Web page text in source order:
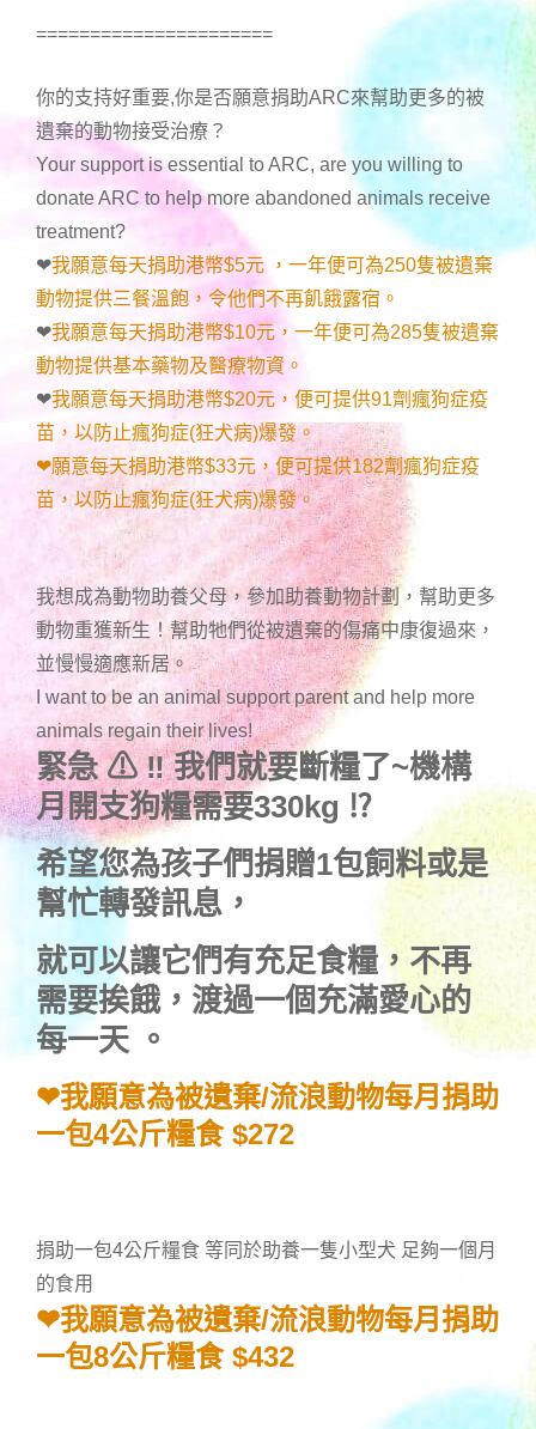
======================
你的支持好重要,你是否願意捐助ARC來幫助更多的被
遺棄的動物接受治療？
Your support is essential to ARC, are you willing to
donate ARC to help more abandoned animals receive
treatment?
❤我願意每天捐助港幣$5元 ，一年便可為250隻被遺棄
動物提供三餐溫飽，令他們不再飢餓露宿。
❤我願意每天捐助港幣$10元，一年便可為285隻被遺棄
動物提供基本藥物及醫療物資。
❤我願意每天捐助港幣$20元，便可提供91劑瘋狗症疫
苗，以防止瘋狗症(狂犬病)爆發。
❤願意每天捐助港幣$33元，便可提供182劑瘋狗症疫
苗，以防止瘋狗症(狂犬病)爆發。
我想成為動物助養父母，參加助養動物計劃，幫助更多
動物重獲新生！幫助牠們從被遺棄的傷痛中康復過來，
並慢慢適應新居。
I want to be an animal support parent and help more
animals regain their lives!
緊急⚠ ‼我們就要斷糧了~機構
月開支狗糧需要330kg ⁉
希望您為孩子們捐贈1包飼料或是
幫忙轉發訊息，
就可以讓它們有充足食糧，不再
需要挨餓，渡過一個充滿愛心的
每一天 。
❤我願意為被遺棄/流浪動物每月捐助
一包4公斤糧食 $272
捐助一包4公斤糧食 等同於助養一隻小型犬 足夠一個月
的食用
❤我願意為被遺棄/流浪動物每月捐助
一包8公斤糧食 $432